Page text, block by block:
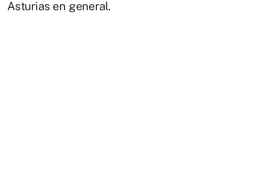
Asturias en general.